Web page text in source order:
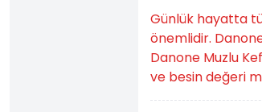
Günlük hayatta
önemlidir.
Danone Muzlu
ve besin değeri